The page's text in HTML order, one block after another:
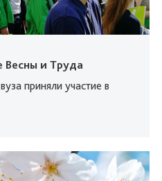
Весны и Труда
приняли участие в